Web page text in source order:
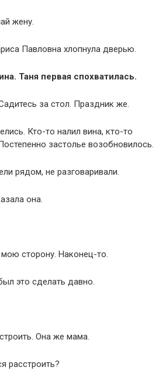
жену.
Павловна хлопнула дверью.
Таня первая спохватилась.
за стол. Праздник же.
Кто-то налил вина, кто-то
застолье возобновилось.
рядом, не разговаривали.
она.
сторону. Наконец-то.
это сделать давно.
Она же мама.
расстроить?